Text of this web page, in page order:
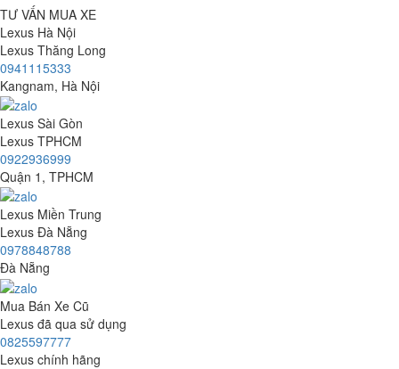
TƯ VẤN MUA XE
Lexus Hà Nội
Lexus Thăng Long
0941115333
Kangnam, Hà Nội
Lexus Sài Gòn
Lexus TPHCM
0922936999
Quận 1, TPHCM
Lexus Miền Trung
Lexus Đà Nẵng
0978848788
Đà Nẵng
Mua Bán Xe Cũ
Lexus đã qua sử dụng
0825597777
Lexus chính hãng